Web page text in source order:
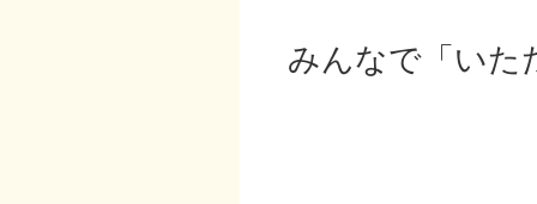
みんなで「いた